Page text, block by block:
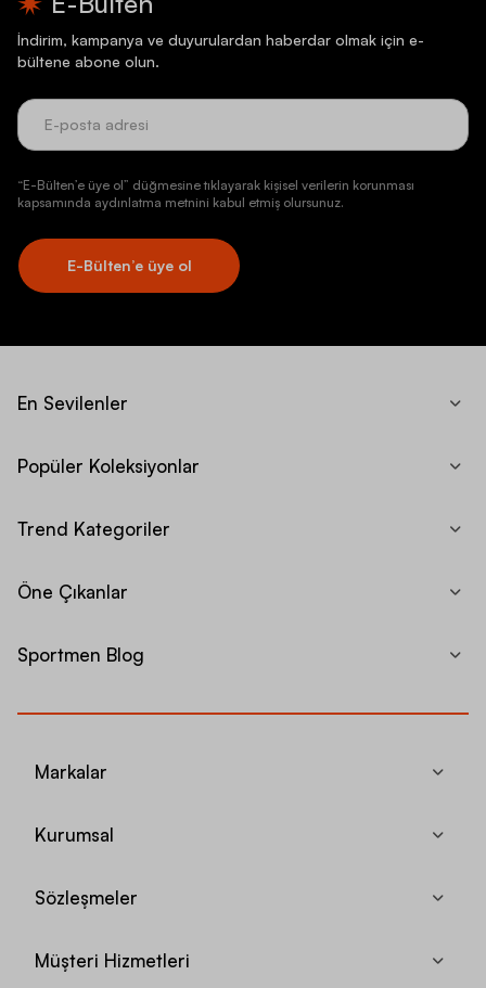
İndirim, kampanya ve duyurulardan haberdar olmak için e-
bültene abone olun.
“E-Bülten’e üye ol” düğmesine tıklayarak kişisel verilerin korunması
kapsamında aydınlatma metnini kabul etmiş olursunuz.
E-Bülten’e üye ol
En Sevilenler
Popüler Koleksiyonlar
Trend Kategoriler
Öne Çıkanlar
Sportmen Blog
Markalar
Kurumsal
Sözleşmeler
Müşteri Hizmetleri